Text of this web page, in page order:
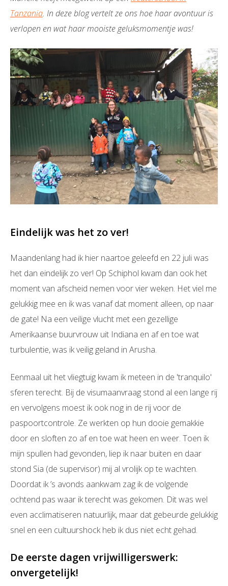
Tanzania. In deze blog vertelt ze ons hoe haar avontuur is
verlopen en wat haar mooiste geluksmomentje was!
Eindelijk was het zo ver!
Maandenlang had ik hier naartoe geleefd en 22 juli was
het dan eindelijk zo ver! Op Schiphol kwam dan ook het
moment van afscheid nemen voor vier weken. Het viel me
gelukkig mee en ik was vanaf dat moment alleen, op naar
de gate! Na een veilige vlucht met een gezellige
Amerikaanse buurvrouw uit Indiana en af en toe wat
turbulentie, was ik veilig geland in Arusha.
Eenmaal uit het vliegtuig kwam ik meteen in de 'tranquilo'
sferen terecht. Bij de visumaanvraag stond al een lange rij
en vervolgens moest ik ook nog in de rij voor de
paspoortcontrole. Ze werkten op hun dooie gemakkie
door en sloften zo af en toe wat heen en weer. Toen ik
mijn spullen had gevonden, liep ik naar buiten en daar
stond Sia (de supervisor) mij al vrolijk op te wachten.
Doordat ik ’s avonds aankwam zag ik de volgende
ochtend pas waar ik terecht was gekomen. Dit was wel
even acclimatiseren natuurlijk, maar dat gebeurde gelukkig
snel en een cultuurshock heb ik dus niet echt gehad.
De eerste dagen vrijwilligerswerk:
onvergetelijk!